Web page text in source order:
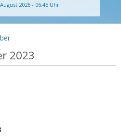
2026 - 06:45 Uhr
2023